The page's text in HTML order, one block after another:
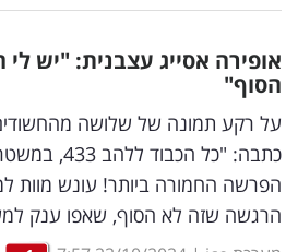
דיגיטל
וטק
שיווק
ופרסום
אופירה אסייג עצבנית: "יש
הסוף"
על רקע תמונה של שלושה
כתבה: "כל
הפרשה החמורה ביותר! עונש מוות
הרגשה שזה לא הסוף, שאפו ענק